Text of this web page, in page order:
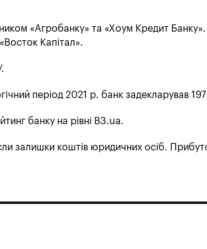
«Агробанку» та «Хоум Кредит Банку».
Капітал».
період 2021 р. банк задекларував
банку на рівні B3.ua.
залишки коштів юридичних осіб.